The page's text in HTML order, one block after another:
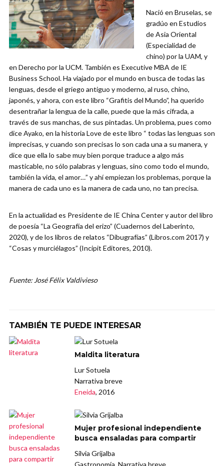
Nació en Bruselas, se
gradúo en Estudios
de Asia Oriental
(Especialidad de
chino) por la UAM, y
en Derecho por la UCM. También es Executive MBA de IE
Business School. Ha viajado por el mundo en busca de todas las
lenguas, desde el griego antiguo y moderno, al ruso, chino,
japonés, y ahora, con este libro “Grafitis del Mundo”, ha querido
desentrañar la lengua de la calle, puede que la más cifrada, a
través de sus manchas, de sus pintadas. Un problema, pues como
dice Ayako, en la historia Love de este libro “ todas las lenguas son
imprecisas, y cuando son precisas lo son cada una a su manera, y
dice que ella lo sabe muy bien porque traduce a algo más
masticable, no sólo palabras y lenguas, sino como todo el mundo,
también la vida, el amor…” y ahí empiezan los problemas, porque la
manera de cada uno es la manera de cada uno, no tan precisa.
En la actualidad es Presidente de IE China Center y autor del libro
de poesía “La Geografía del erizo” (Cuadernos del Laberinto,
2020), y de los libros de relatos “Dibugrafías” (Libros.com 2017) y
“Cosas y murciélagos” (Incipit Editores, 2010).
Fuente: José Félix Valdivieso
TAMBIÉN TE PUEDE INTERESAR
Maldita literatura
Lur Sotuela
Narrativa breve
Eneida, 2016
Mujer profesional independiente
busca ensaladas para compartir
Silvia Grijalba